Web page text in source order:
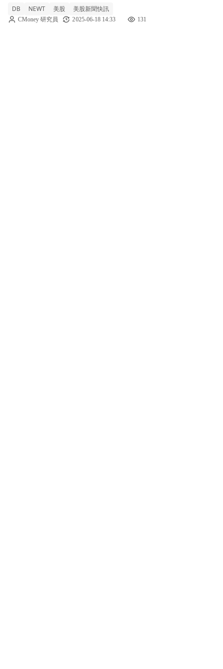
款計畫(ALP)。 金融控股公司
NewtekOne（NASDAQ: NEWT）於週三宣
DB NEWT 美股 美股新聞快訊
CMoney 研究員 2025-06-18 14:33 131